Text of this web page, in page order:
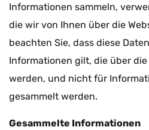
Informationen sammeln,
die wir von Ihnen über die
beachten Sie, dass diese
Informationen gilt, die über
werden, und nicht für
gesammelt werden.
Gesammelte Informationen